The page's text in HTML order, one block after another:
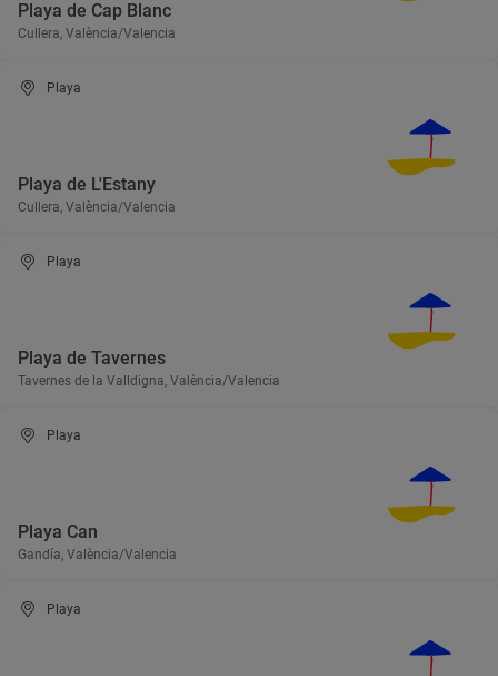
Playa de Cap Blanc
Cullera, València/Valencia
Playa
Playa de L'Estany
Cullera, València/Valencia
Playa
Playa de Tavernes
Tavernes de la Valldigna, València/Valencia
Playa
Playa Can
Gandía, València/Valencia
Playa